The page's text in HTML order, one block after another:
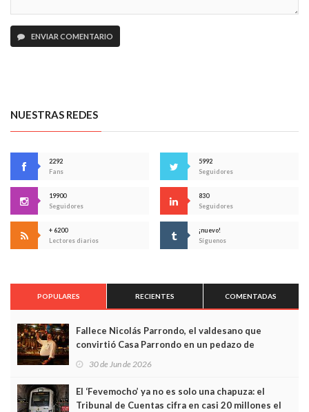
ENVIAR COMENTARIO
NUESTRAS REDES
2292
Fans
5992
Seguidores
19900
Seguidores
830
Seguidores
+ 6200
Lectores diarios
¡nuevo!
Síguenos
POPULARES RECIENTES COMENTADAS
Fallece Nicolás Parrondo, el valdesano que
convirtió Casa Parrondo en un pedazo de
Asturias en Madrid
30 de Jun de 2026
El ‘Fevemocho’ ya no es solo una chapuza: el
Tribunal de Cuentas cifra en casi 20 millones el